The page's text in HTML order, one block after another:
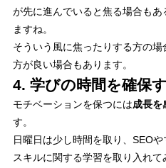
が先に進んでいると焦る場合も
ますね。
そういう風に焦ったりする方の
方が良い場合もあります。
4. 学びの時間を確保
モチベーションを保つには成長を
す。
日曜日は少し時間を取り、SEO
スキルに関する学習を取り入れて